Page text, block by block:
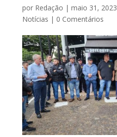
por Redação | maio 31, 2023
Notícias | 0 Comentários